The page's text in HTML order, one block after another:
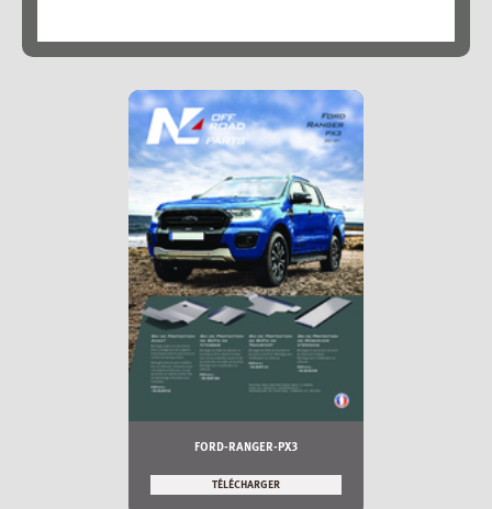
FORD-RANGER-PX3
TÉLÉCHARGER